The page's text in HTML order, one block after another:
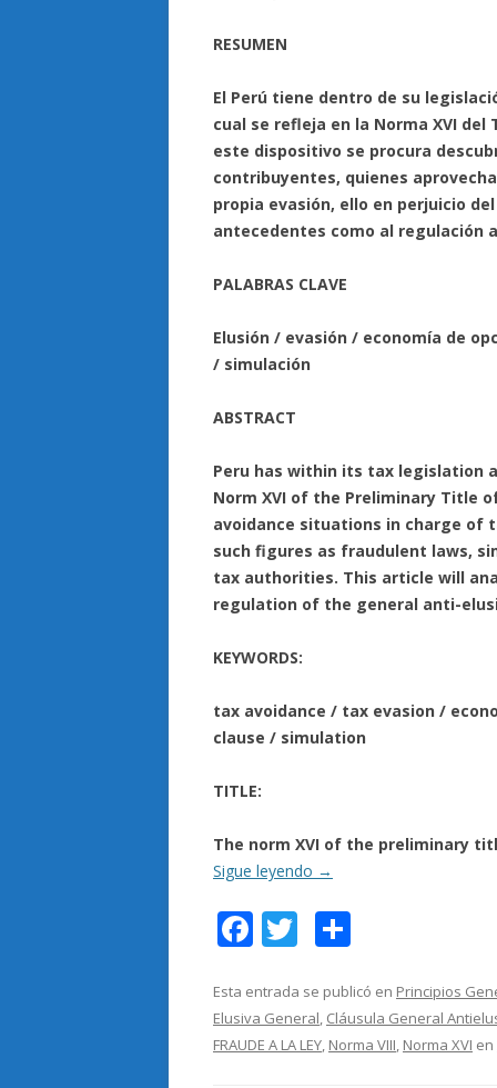
RESUMEN
El Perú tiene dentro de su
cual se refleja en la Norma XVI
este dispositivo se procura
contribuyentes, quienes
propia evasión, ello en perjuicio
antecedentes como al regulación
PALABRAS CLAVE
Elusión / evasión / economía de
/ simulación
ABSTRACT
Peru has within its tax legislation
Norm XVI of the Preliminary Title
avoidance situations in charge of
such figures as fraudulent laws,
tax authorities. This article will
regulation of the general anti-
KEYWORDS:
tax avoidance / tax evasion /
clause / simulation
TITLE:
The norm XVI of the preliminary
Sigue leyendo →
F
e
b
T
itt
er
m
p
Esta entrada se publicó en Principios
Elusiva General, Cláusula General
FRAUDE A LA LEY, Norma VIII, Norma XVI en